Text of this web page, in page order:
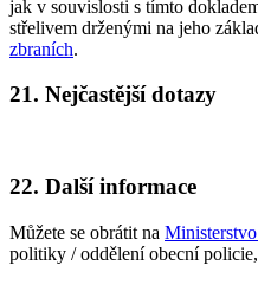
jak v souvislosti s tímto
střelivem drženými na jeho
zbraních.
21. Nejčastější dotazy
22. Další informace
Můžete se obrátit na
politiky / oddělení obecní